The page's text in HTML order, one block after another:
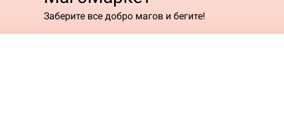
Заберите все добро магов и бегите!